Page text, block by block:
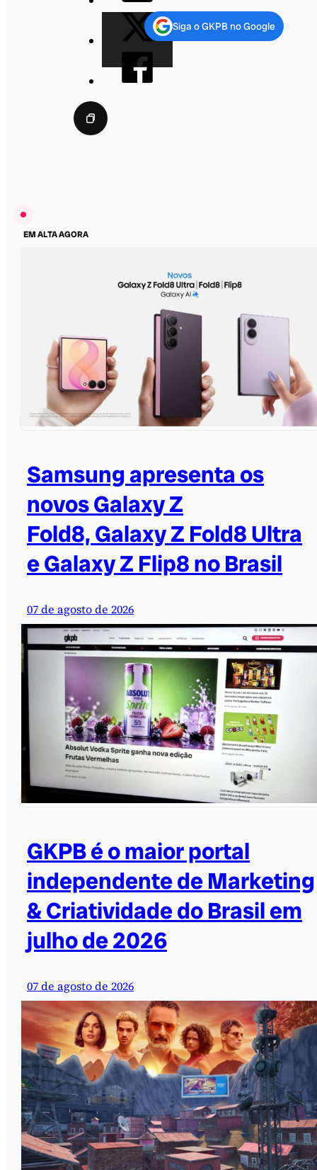
Siga o GKPB no Google
EM ALTA AGORA
Samsung apresenta os
novos Galaxy Z
Fold8, Galaxy Z Fold8 Ultra
e Galaxy Z Flip8 no Brasil
07 de agosto de 2026
GKPB é o maior portal
independente de Marketing
& Criatividade do Brasil em
julho de 2026
07 de agosto de 2026